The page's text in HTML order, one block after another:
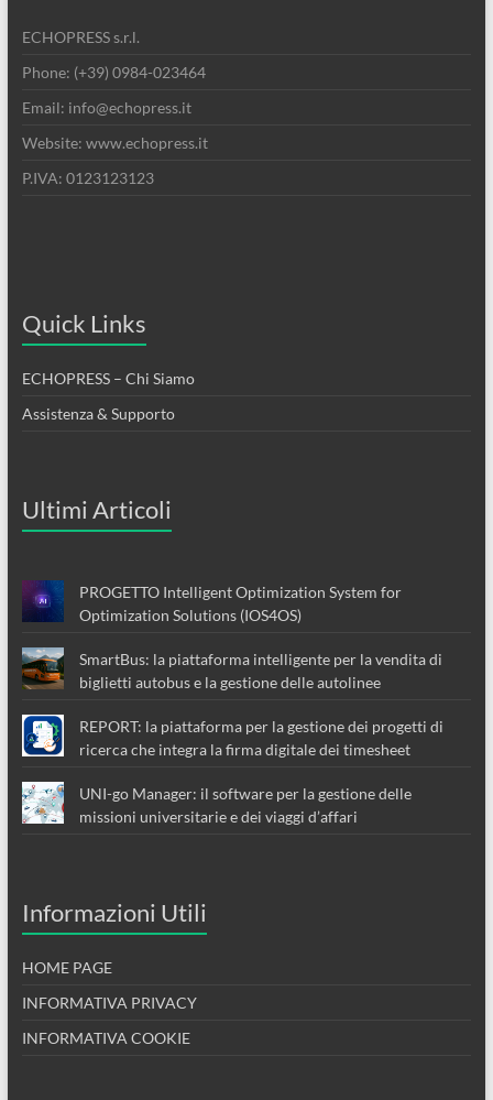
ECHOPRESS s.r.l.
Phone: (+39) 0984-023464
Email: info@echopress.it
Website: www.echopress.it
P.IVA: 0123123123
Quick Links
ECHOPRESS – Chi Siamo
Assistenza & Supporto
Ultimi Articoli
PROGETTO Intelligent Optimization System for
Optimization Solutions (IOS4OS)
SmartBus: la piattaforma intelligente per la vendita di
biglietti autobus e la gestione delle autolinee
REPORT: la piattaforma per la gestione dei progetti di
ricerca che integra la firma digitale dei timesheet
UNI-go Manager: il software per la gestione delle
missioni universitarie e dei viaggi d’affari
Informazioni Utili
HOME PAGE
INFORMATIVA PRIVACY
INFORMATIVA COOKIE